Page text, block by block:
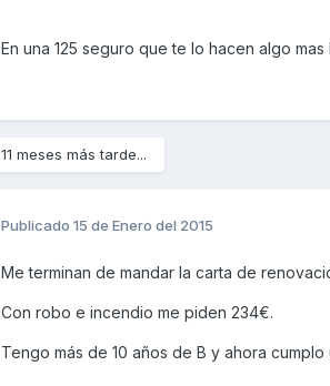
En una 125 seguro que te lo hacen algo mas
11 meses más tarde...
Publicado 15 de Enero del 2015
Me terminan de mandar la carta de
Con robo e incendio me piden 234€.
Tengo más de 10 años de B y ahora cumplo